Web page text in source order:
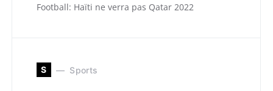
Football: Haïti ne verra pas Qatar 2022
S Sports